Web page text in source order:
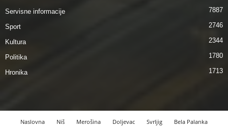
Servisne informacije 7887
Sport 2746
Kultura 2344
Politika 1780
Hronika 1713
Naslovna Niš Merošina Doljevac Svrljig
Bela Palanka